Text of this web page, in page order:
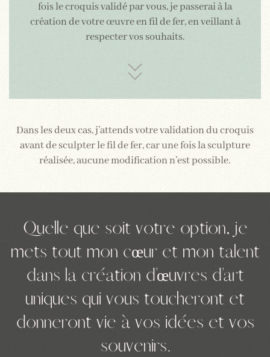
fois le croquis validé par vous, je passerai à la
création de votre œuvre en fil de fer, en veillant à
respecter vos souhaits.
Dans les deux cas, j’attends votre validation du croquis
avant de sculpter le fil de fer, car une fois la sculpture
réalisée, aucune modification n’est possible.
Quelle que soit votre option, je
mets tout mon cœur et mon talent
dans la création d’œuvres d’art
uniques qui vous toucheront et
donneront vie à vos idées et vos
souvenirs.